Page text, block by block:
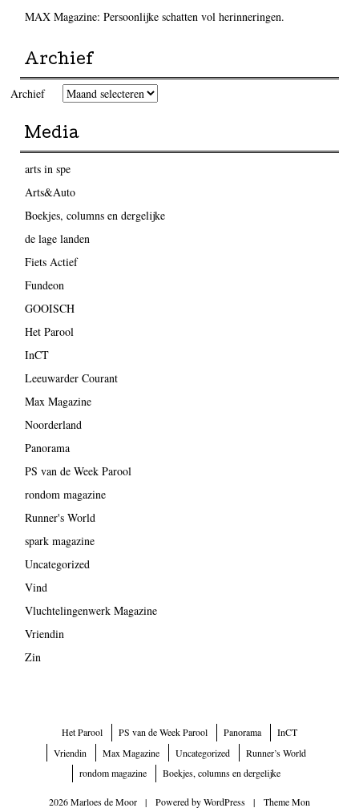
MAX Magazine: Persoonlijke schatten vol herinneringen.
Archief
Archief
Media
arts in spe
Arts&Auto
Boekjes, columns en dergelijke
de lage landen
Fiets Actief
Fundeon
GOOISCH
Het Parool
InCT
Leeuwarder Courant
Max Magazine
Noorderland
Panorama
PS van de Week Parool
rondom magazine
Runner's World
spark magazine
Uncategorized
Vind
Vluchtelingenwerk Magazine
Vriendin
Zin
Het Parool PS van de Week Parool Panorama
InCT
Vriendin
Max Magazine Uncategorized
Runner’s World
rondom magazine
Boekjes, columns en dergelijke
2026 Marloes de Moor | Powered byWordPress |
Theme Mon